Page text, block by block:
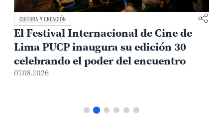
CULTURA Y CREACIÓN
El Festival Internacional de Cine de
Lima PUCP inaugura su edición 30
celebrando el poder del encuentro
07.08.2026